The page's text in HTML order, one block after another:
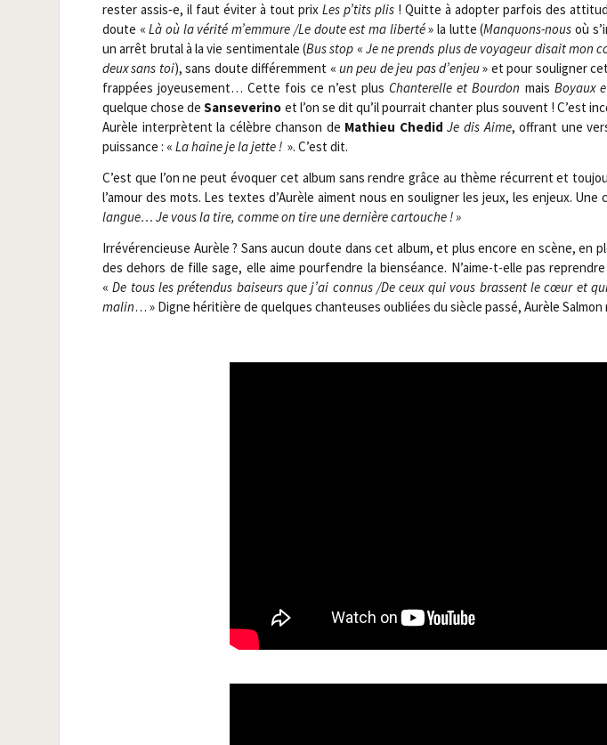
res­ter assis‑e, il faut évi­ter à tout prixLes p’tits plis ! Quitte à adop­ter par­fois des
doute «Là où la véri­té m’emmure /​Le doute est ma liber­té» la lutte (Man­quons-nous où
un arrêt bru­tal à la vie sen­ti­men­tale (Bus stop « Je ne prends plus de voya­geur disait mon
deux sans toi), sans doute dif­fé­rem­ment « un peu de jeu pas d’enjeu» et pour sou­li­gner
frap­pées joyeu­se­ment… Cette fois ce n’est plusChan­te­relle et Bour­don mais Boyaux
quelque chose deSan­se­ve­ri­no et l’on se dit qu’il pour­rait chan­ter plus sou­vent ! C’est
Aurèle inter­prètent la célèbre chan­son de Mathieu Che­did Je dis Aime, offrant une
puis­sance : « La haine je la jette ! ». C’est dit.
C’est que l’on ne peut évo­quer cet album sans rendre grâce au thème récur­rent et
l’amour des mots. Les textes d’Aurèle aiment nous en sou­li­gner les jeux, les enjeux.
langue… Je vous la tire, comme on tire une der­nière cartouche ! »
Irré­vé­ren­cieuse Aurèle ? Sans aucun doute dans cet album, et plus encore en scène, en
des dehors de fille sage, elle aime pour­fendre la bien­séance. N’aime-t-elle pas
«De tous les pré­ten­dus bai­seurs que j’ai connus /​De ceux qui vous brassent le cœur et
malin… » Digne héri­tière de quelques chan­teuses oubliées du siècle pas­sé, Aurèle